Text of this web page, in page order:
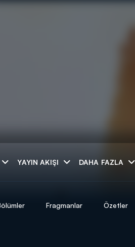
YAYIN AKIŞI DAHA FAZLA
Fragmanlar Özetler